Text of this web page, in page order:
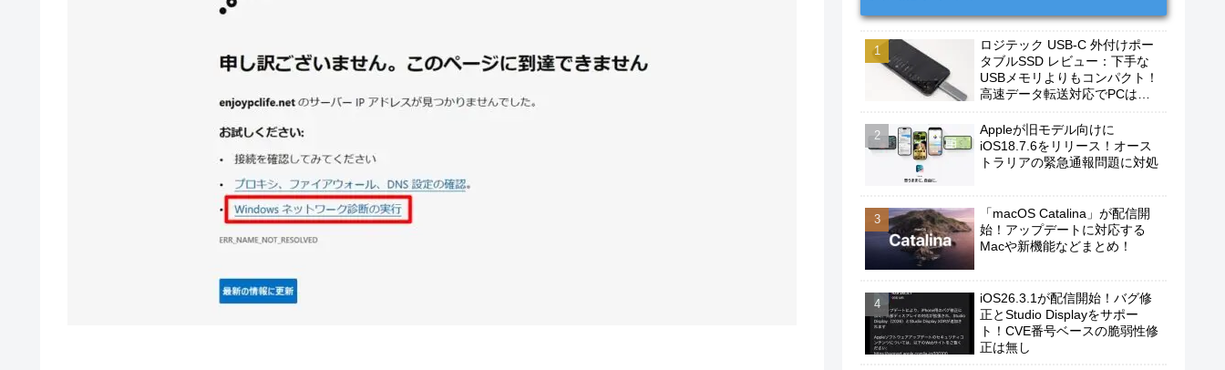
ロジテック USB-C 外付けポー
タブルSSD レビュー：下手な
USBメモリよりもコンパクト！
高速データ転送対応でPCは勿
もおすすめ！
Appleが旧モデル向けに
iOS18.7.6をリリース！オース
トラリアの緊急通報問題に対処
「macOS Catalina」が配信開
始！アップデートに対応する
Macや新機能などまとめ！
iOS26.3.1が配信開始！バグ修
正とStudio Displayをサポー
ト！CVE番号ベースの脆弱性修
正は無し